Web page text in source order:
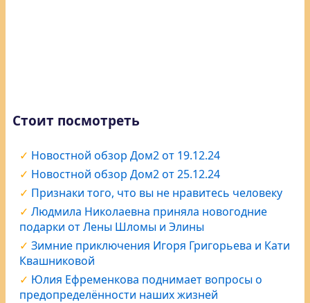
Стоит посмотреть
Новостной обзор Дом2 от 19.12.24
Новостной обзор Дом2 от 25.12.24
Признаки того, что вы не нравитесь человеку
Людмила Николаевна приняла новогодние
подарки от Лены Шломы и Элины
Зимние приключения Игоря Григорьева и Кати
Квашниковой
Юлия Ефременкова поднимает вопросы о
предопределённости наших жизней